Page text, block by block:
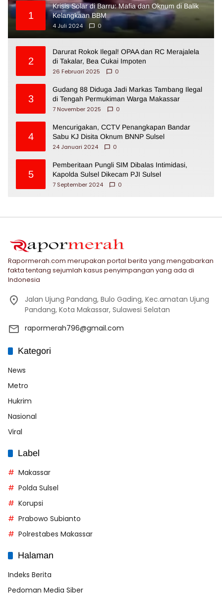
1
Krisis Solar di Barru: Mafia dan Oknum di Balik
Kelangkaan BBM
4 Juli 2024
0
2
Darurat Rokok Ilegal! OPAA dan RC Merajalela
di Takalar, Bea Cukai Impoten
26 Februari 2025
0
3
Gudang 88 Diduga Jadi Markas Tambang Ilegal
di Tengah Permukiman Warga Makassar
7 November 2025
0
4
Mencurigakan, CCTV Penangkapan Bandar
Sabu KJ Disita Oknum BNNP Sulsel
24 Januari 2024
0
5
Pemberitaan Pungli SIM Dibalas Intimidasi,
Kapolda Sulsel Dikecam PJI Sulsel
7 September 2024
0
Rapormerah.com merupakan portal berita yang mengabarkan
fakta tentang sejumlah kasus penyimpangan yang ada di
Indonesia
Jalan Ujung Pandang, Bulo Gading, Kec.amatan Ujung
Pandang, Kota Makassar, Sulawesi Selatan
rapormerah796@gmail.com
Kategori
News
Metro
Hukrim
Nasional
Viral
Label
Makassar
Polda Sulsel
Korupsi
Prabowo Subianto
Polrestabes Makassar
Halaman
Indeks Berita
Pedoman Media Siber